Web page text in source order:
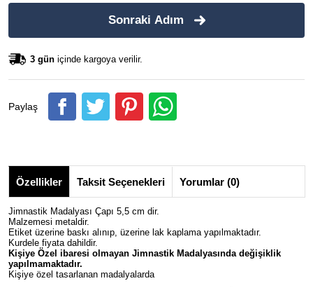
Sonraki Adım
3 gün içinde kargoya verilir.
Paylaş
Özellikler Taksit Seçenekleri Yorumlar (0)
Jimnastik Madalyası Çapı 5,5 cm dir.
Malzemesi metaldir.
Etiket üzerine baskı alınıp, üzerine lak kaplama yapılmaktadır.
Kurdele fiyata dahildir.
Kişiye Özel ibaresi olmayan Jimnastik Madalyasında değişiklik
yapılmamaktadır.
Kişiye özel tasarlanan madalyalarda